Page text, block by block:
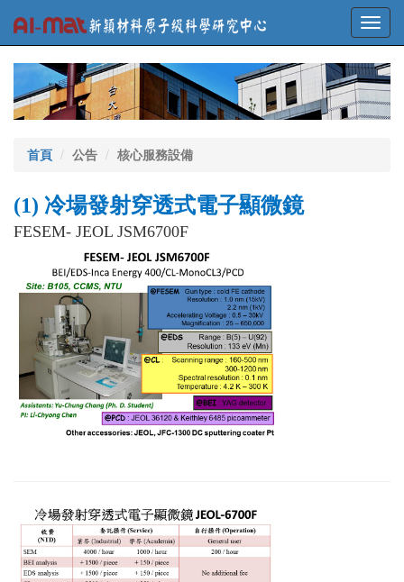
首頁 公告 核心服務設備
(1) 冷場發射穿透式電子顯微鏡
FESEM- JEOL JSM6700F